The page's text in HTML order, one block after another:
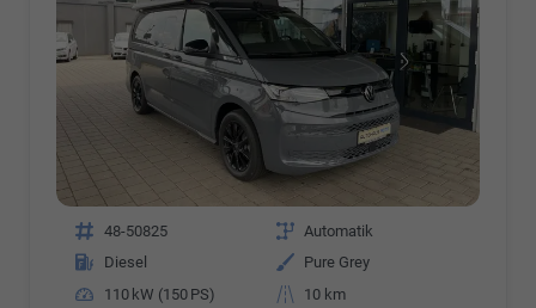
Fahrzeugnr. 48-50825 Getriebe Automatik
Kraftstoff
Diesel Außenfarbe
Pure Grey
Leistung
110 kW (150 PS) Kilometerstand
10 km